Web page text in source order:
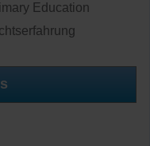
Education